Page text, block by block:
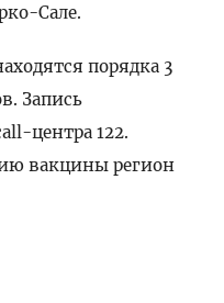
Сале.
порядка 3
Запись
центра 122.
вакцины регион